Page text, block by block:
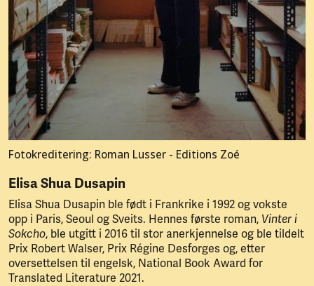
Fotokreditering: Roman Lusser - Editions Zoé
Elisa Shua Dusapin
Elisa Shua Dusapin ble født i Frankrike i 1992 og vokste
opp i Paris, Seoul og Sveits. Hennes første roman, Vinter i
Sokcho, ble utgitt i 2016 til stor anerkjennelse og ble tildelt
Prix Robert Walser, Prix Régine Desforges og, etter
oversettelsen til engelsk, National Book Award for
Translated Literature 2021.